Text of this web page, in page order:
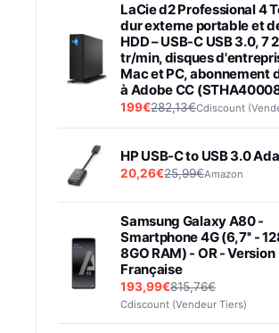
LaCie d2 Professional 4
dur externe portable et
HDD – USB-C USB 3.0, 7
tr/min, disques
Mac et PC, abonnement
à Adobe CC
199€282,13€Cdiscount
HP USB-C to USB 3.0
20,26€25,99€Amazon
Samsung Galaxy A80 -
Smartphone 4G (6,7'' -
8GO RAM) - OR - Version
Française
193,99€815,76€
Cdiscount (Vendeur Tiers)